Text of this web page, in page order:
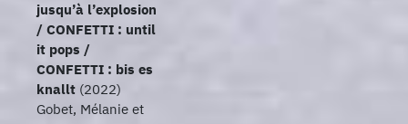
jusqu’à l’explosion
/ CONFETTI : until
it pops /
CONFETTI : bis es
knallt (2022)
Gobet, Mélanie et